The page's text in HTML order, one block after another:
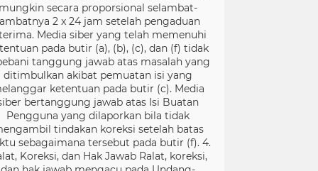
secara proporsional selambat-
2 x 24 jam setelah pengaduan
Media siber yang telah memenuhi
pada butir (a), (b), (c), dan (f) tidak
tanggung jawab atas masalah yang
ditimbulkan akibat pemuatan isi yang
ketentuan pada butir (c). Media
bertanggung jawab atas Isi Buatan
Pengguna yang dilaporkan bila tidak
tindakan koreksi setelah batas
sebagaimana tersebut pada butir (f). 4.
Koreksi, dan Hak Jawab Ralat, koreksi,